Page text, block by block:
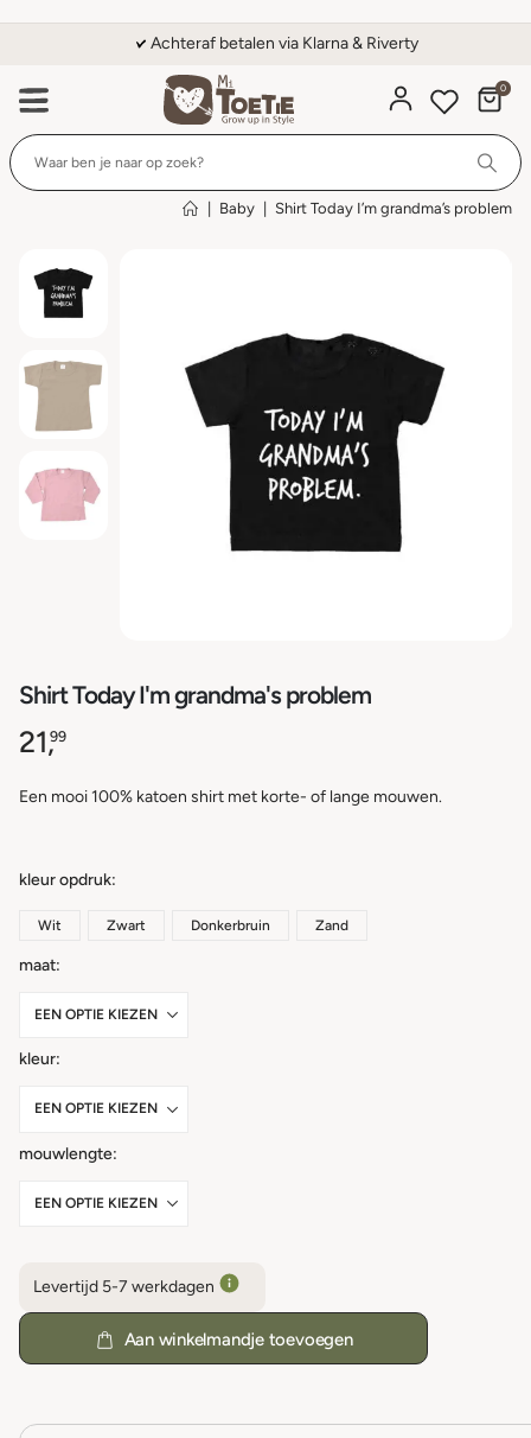
Achteraf betalen via Klarna & Riverty
0
Baby Shirt Today I’m grandma’s problem
Shirt Today I'm grandma's problem
21,99
Een mooi 100% katoen shirt met korte- of lange mouwen.
kleur opdruk
Wit Zwart Donkerbruin Zand
maat
kleur
mouwlengte
Levertijd 5-7 werkdagen
Aan winkelmandje toevoegen